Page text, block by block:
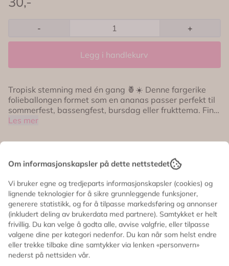
- +
Legg i handlekurv
Tropisk stemning med én gang 🍍☀️ Denne fargerike
folieballongen formet som en ananas passer perfekt til
sommerfest, bassengfest, bursdag eller frukttema. Fin
alene eller som en del av en ballongvegg og
Perfekt til sommerfest og tropisk tema 🎈 Kan fylles
Praktiske opphengspunkter for enkel dekorering 📏
Størrelse etter oppblåsing: ca. 38 x 68 cm 🥤 Sugerør
følger med En glad liten detalj som gir skikkelig
sommerfølelse 💕
Les mer
Informasjon
Tropisk stemning med én gang 🍍☀️
Denne fargerike folieballongen formet som en ananas
passer perfekt til sommerfest, bassengfest, bursdag
eller frukttema. Fin alene eller som en del av en
ballongvegg og festdekorasjon.
Om informasjonskapsler på dette nettstedet
Vi bruker egne og tredjeparts informasjonskapsler (cookies) og
lignende teknologier for å sikre grunnleggende funksjoner,
generere statistikk, og for å tilpasse markedsføring og annonser
(inkludert deling av brukerdata med partnere). Samtykket er helt
frivillig. Du kan velge å godta alle, avvise valgfrie, eller tilpasse
valgene dine per kategori nedenfor. Du kan når som helst endre
eller trekke tilbake dine samtykker via lenken «personvern»
nederst på nettsiden vår.